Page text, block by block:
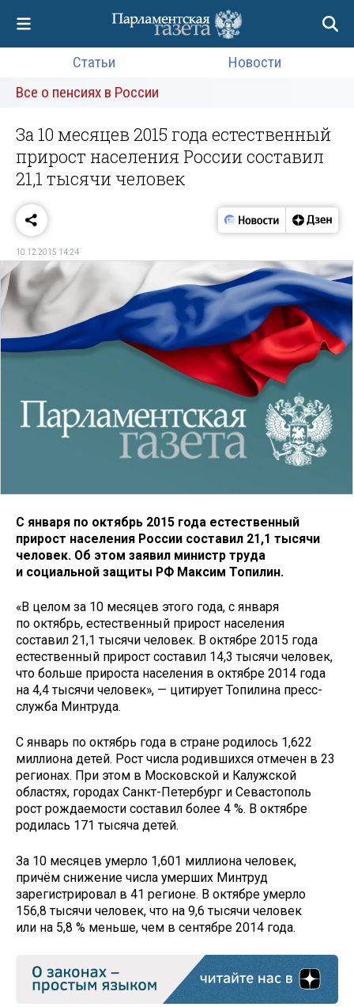
Статьи
Новости
Все о пенсиях в России
За 10 месяцев 2015 года естественный
прирост населения России составил
21,1 тысячи человек
10.12.2015 14:24
С января по октябрь 2015 года естественный
прирост населения России составил 21,1 тысячи
человек. Об этом заявил министр труда
и социальной защиты РФ Максим Топилин.
«В целом за 10 месяцев этого года, с января
по октябрь, естественный прирост населения
составил 21,1 тысячи человек. В октябре 2015 года
естественный прирост составил 14,3 тысячи человек,
что больше прироста населения в октябре 2014 года
на 4,4 тысячи человек», — цитирует Топилина пресс-
служба Минтруда.
С январь по октябрь года в стране родилось 1,622
миллиона детей. Рост числа родившихся отмечен в 23
регионах. При этом в Московской и Калужской
областях, городах Санкт-Петербург и Севастополь
рост рождаемости составил более 4 %. В октябре
родилась 171 тысяча детей.
За 10 месяцев умерло 1,601 миллиона человек,
причём снижение числа умерших Минтруд
зарегистрировал в 41 регионе. В октябре умерло
156,8 тысячи человек, что на 9,6 тысячи человек
или на 5,8 % меньше, чем в сентябре 2014 года.